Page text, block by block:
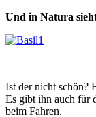
Und in Natura
Ist der nicht schön?
Es gibt ihn auch für
beim Fahren.